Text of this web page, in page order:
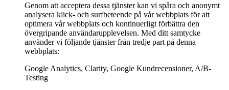
Genom att acceptera dessa tjänster kan vi spåra och anonymt
analysera klick- och surfbeteende på vår webbplats för att
optimera vår webbplats och kontinuerligt förbättra den
övergripande användarupplevelsen. Med ditt samtycke
använder vi följande tjänster från tredje part på denna
webbplats:
Google Analytics, Clarity, Google Kundrecensioner, A/B-
Testing